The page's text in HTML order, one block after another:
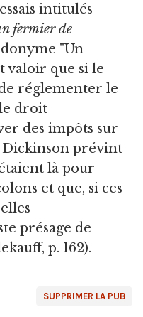
intitulés
fermier de
"Un
valoir que si le
réglementer le
droit
des impôts sur
Dickinson prévint
là pour
et que, si ces
présage de
p. 162).
SUPPRIMER LA PUB